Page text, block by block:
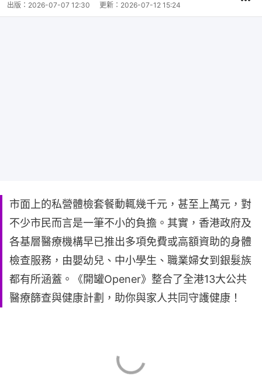
出版： 2026-07-07 12:30 更新： 2026-07-12 15:24
市面上的私營體檢套餐動輒幾千元，甚至上萬元，對
不少市民而言是一筆不小的負擔。其實，香港政府及
各基層醫療機構早已推出多項免費或高額資助的身體
檢查服務，由嬰幼兒、中小學生、職業婦女到銀髮族
都有所涵蓋。《開罐Opener》整合了全港13大公共
醫療篩查與健康計劃，助你與家人共同守護健康！